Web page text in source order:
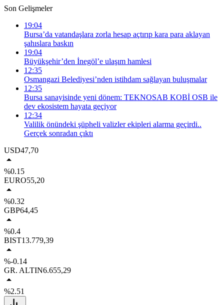
Son Gelişmeler
19:04
Bursa’da vatandaşlara zorla hesap açtırıp kara para aklayan
şahıslara baskın
19:04
Büyükşehir’den İnegöl’e ulaşım hamlesi
12:35
Osmangazi Belediyesi’nden istihdam sağlayan buluşmalar
12:35
Bursa sanayisinde yeni dönem: TEKNOSAB KOBİ OSB ile
dev ekosistem hayata geçiyor
12:34
Valilik önündeki şüpheli valizler ekipleri alarma geçirdi..
Gerçek sonradan çıktı
USD47,70
%0.15
EURO55,20
%0.32
GBP64,45
%0.4
BIST13.779,39
%-0.14
GR. ALTIN6.655,29
%2.51